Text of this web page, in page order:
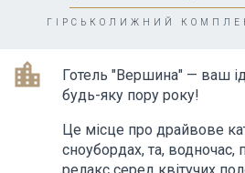
ГІРСЬКОЛИЖНИЙ
location_city
Готель "Вершина" — ваш
будь-яку пору року!
Це місце про драйвове
сноубордах, та, водночас,